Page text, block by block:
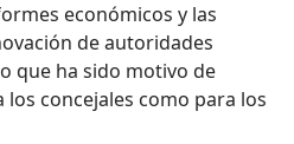
económicos y las
de autoridades
que ha sido motivo de
concejales como para los